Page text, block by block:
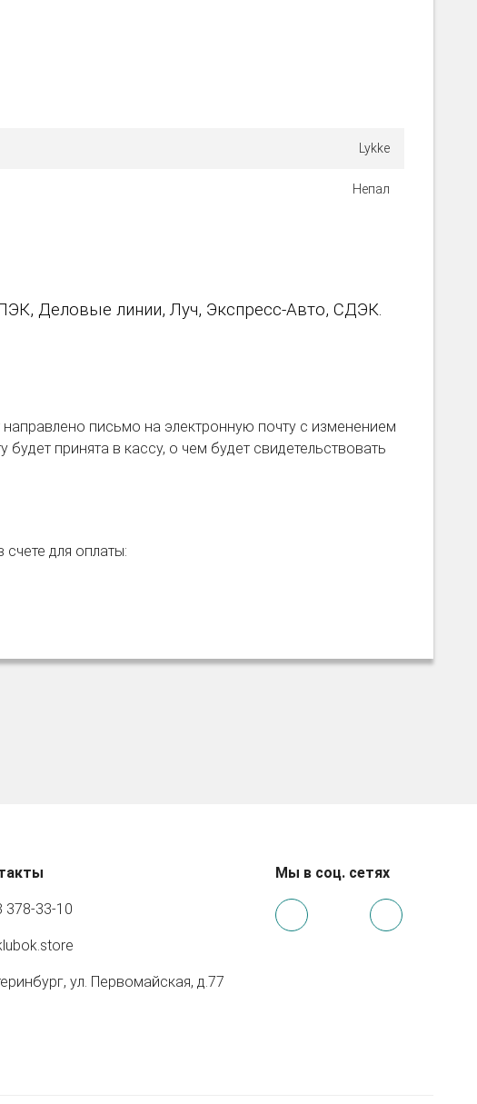
Lykke
Непал
Деловые линии, Луч, Экспресс-Авто, СДЭК.
письмо на электронную почту с изменением
принята в кассу, о чем будет свидетельствовать
для оплаты:
378-33-10
ул. Первомайская, д.77
Мы в соц. сетях